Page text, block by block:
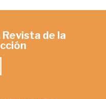
de la